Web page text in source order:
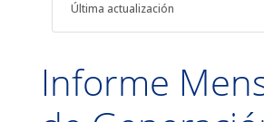
Última actualización
Informe